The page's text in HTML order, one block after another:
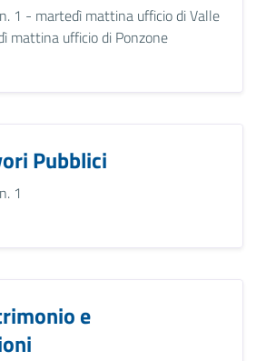
1 - martedì mattina ufficio di Valle
mattina ufficio di Ponzone
Pubblici
1
e